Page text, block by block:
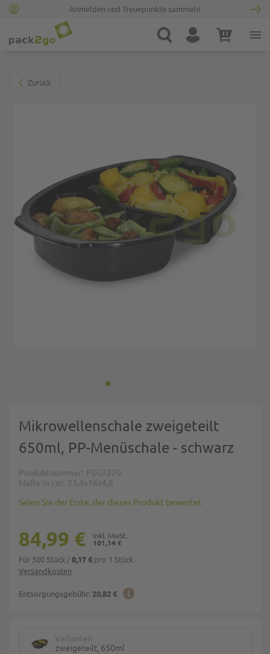
Anmelden und Treuepunkte sammeln
Suche Konto Warenkorb
Zurück
Mikrowellenschale zweigeteilt
650ml, PP-Menüschale - schwarz
Produktnummer P2G7220
Maße in cm
23,4x16x4,8
Seien Sie der Erste, der dieses Produkt bewertet
Versandkosten
Entsorgungsgebühr: 20,82 €
101,14 €
84,99 €
Für 500 Stück /0,17 € pro 1 Stück
Varianten
zweigeteilt, 650ml